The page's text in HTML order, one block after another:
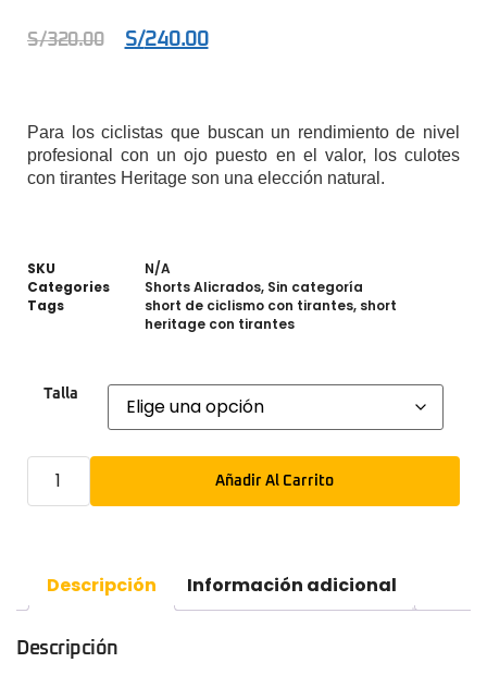
S/320.00 S/240.00
Para los ciclistas que buscan un rendimiento de nivel
profesional con un ojo puesto en el valor, los culotes
con tirantes Heritage son una elección natural.
SKU
N/A
Categories
Shorts Alicrados, Sin categoría
Tags
short de ciclismo con tirantes, short
heritage con tirantes
Talla
Añadir Al Carrito
Descripción Información adicional
Descripción